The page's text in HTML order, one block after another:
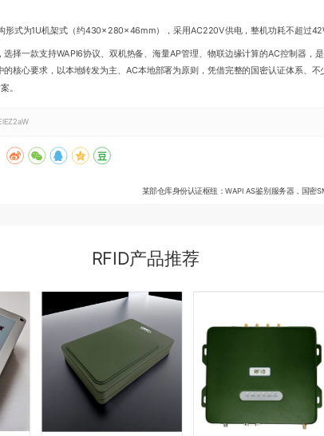
形式为1U机架式（约430×280×46mm），采用AC220V供电，整机功耗不超过
择一款支持WAPI6协议、双机热备、海量AP管理、物联边缘计算的AC控制器，
核心要求，以本地转发为主、AC本地部署为原则，凭借完整的国密认证体系、
。
某部仓库身份认证枢纽：WAPI AS鉴别服务器，国
RFID产品推荐